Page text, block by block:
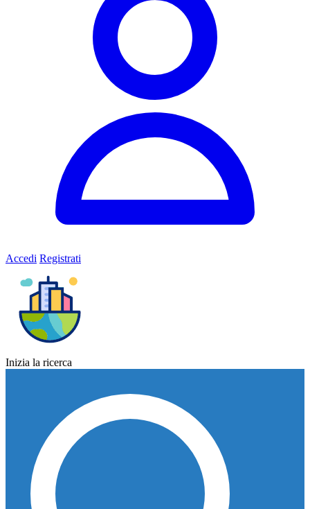
Accedi Registrati
Inizia la ricerca